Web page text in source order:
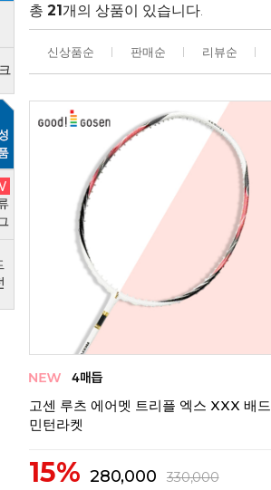
총 21개의 상품이 있습니다.
신상품순 판매순 리뷰순
고센 루츠 에어멧 트리플 엑스 XXX 배드
민턴라켓
15% 280,000 330,000